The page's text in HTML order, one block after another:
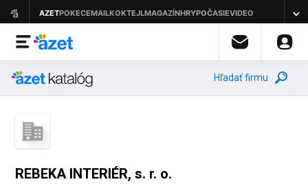
Hľadať firmu
REBEKA INTERIÉR, s. r. o.